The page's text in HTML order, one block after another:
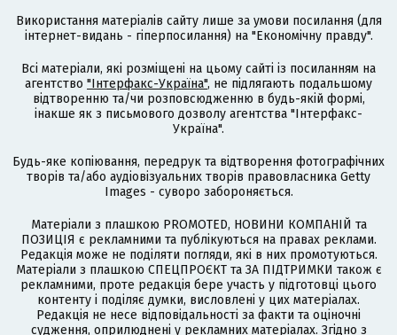
Використання матеріалів сайту лише за умови посилання (для
інтернет-видань - гіперпосилання) на "Економічну правду".
Всі матеріали, які розміщені на цьому сайті із посиланням на
агентство "Інтерфакс-Україна", не підлягають подальшому
відтворенню та/чи розповсюдженню в будь-якій формі,
інакше як з письмового дозволу агентства "Інтерфакс-
Україна".
Будь-яке копіювання, передрук та відтворення фотографічних
творів та/або аудіовізуальних творів правовласника Getty
Images - суворо забороняється.
Матеріали з плашкою PROMOTED, НОВИНИ КОМПАНІЙ та
ПОЗИЦІЯ є рекламними та публікуються на правах реклами.
Редакція може не поділяти погляди, які в них промотуються.
Матеріали з плашкою СПЕЦПРОЄКТ та ЗА ПІДТРИМКИ також є
рекламними, проте редакція бере участь у підготовці цього
контенту і поділяє думки, висловлені у цих матеріалах.
Редакція не несе відповідальності за факти та оціночні
судження, оприлюднені у рекламних матеріалах. Згідно з